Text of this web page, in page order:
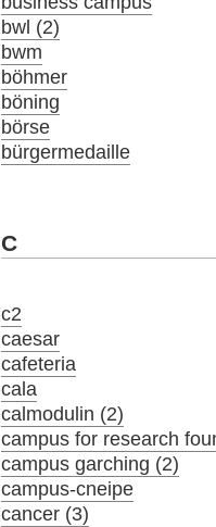
bwl (2)
bwm
böhmer
böning
börse
bürgermedaille
C
c2
caesar
cafeteria
cala
calmodulin (2)
campus for research
campus garching (2)
campus-cneipe
cancer (3)